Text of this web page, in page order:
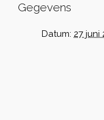
Gegevens
Datum: 27 juni